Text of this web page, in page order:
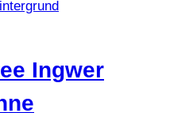
können
Ingwer